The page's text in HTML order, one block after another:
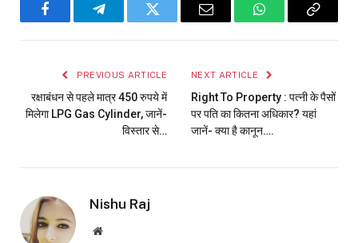
FacebookTelegramTwitter Email WhatsAppCopy
PREVIOUS ARTICLE
रक्षाबंधन से पहले मात्र 450 रुपये में
मिलेगा LPG Gas Cylinder, जानें-
विस्तार से…
NEXT ARTICLE
Right To Property : पत्नी के पैसों
पर पति का कितना अधिकार? यहां
जानें- क्या है कानून….
Nishu Raj
Website